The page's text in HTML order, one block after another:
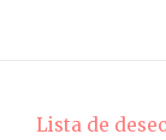
Lista de